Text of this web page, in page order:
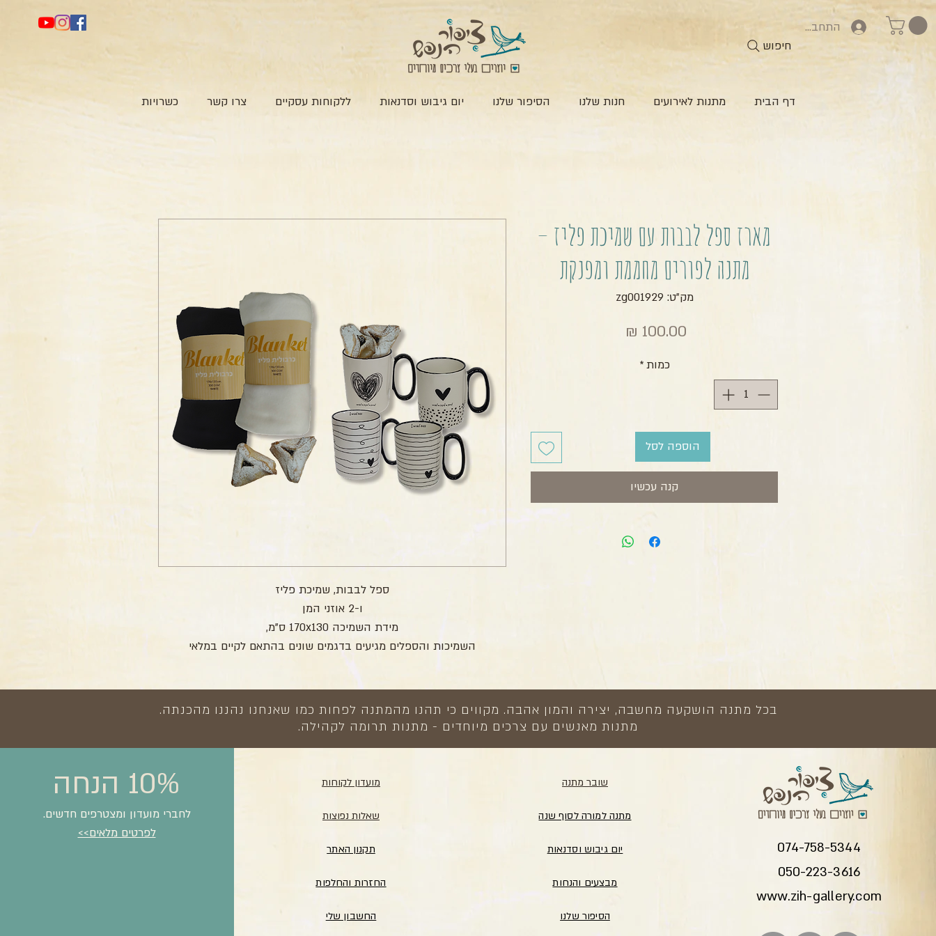
התחברות
חיפוש
דף הבית מתנות לאירועים חנות שלנו הסיפור שלנו יום גיבוש וסדנאות ללקוחות עסקיים צרו קשר כשרויות
ספל לבבות, שמיכת פליז
ו-2 אוזני המן
מידת השמיכה 170x130 ס”מ,
השמיכות והספלים מגיעים בדגמים שונים בהתאם לקיים במלאי
מארז ספל לבבות עם שמיכת פליז –
מתנה לפורים מחממת ומפנקת
מק"ט: zg001929
כמות *
הוספה לסל
קנה עכשיו
בכל מתנה הושקעה מחשבה, יצירה והמון אהבה. מקווים כי תהנו מהמתנה לפחות כמו שאנחנו נהננו מהכנתה.
מתנות מאנשים עם צרכים מיוחדים - מתנות תרומה לקהילה.
10% הנחה
לחברי מועדון ומצטרפים חדשים.
לפרטים מלאים>>
מועדון לקוחות
שאלות נפוצות
תקנון האתר
החזרות והחלפות
החשבון שלי
שובר מתנה
מתנה למורה לסוף שנה
יום גיבוש וסדנאות
מבצעים והנחות
הסיפור שלנו
074-758-5344
050-223-3616
www.zih-gallery.com